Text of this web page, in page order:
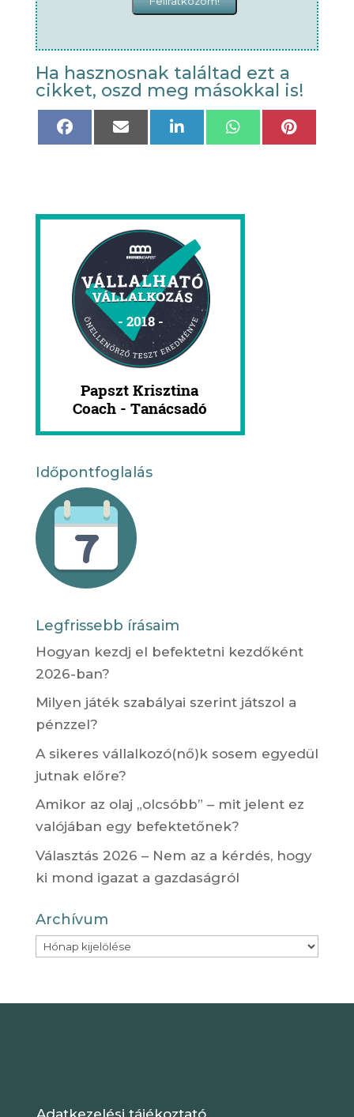
Ha hasznosnak találtad ezt a
cikket, oszd meg másokkal is!
Share
Share
on
Share
on
Share
Share
Időpontfoglalás
Legfrissebb írásaim
Hogyan kezdj el befektetni kezdőként
2026-ban?
Milyen játék szabályai szerint játszol a
pénzzel?
A sikeres vállalkozó(nő)k sosem egyedül
jutnak előre?
Amikor az olaj „olcsóbb” – mit jelent ez
valójában egy befektetőnek?
Választás 2026 – Nem az a kérdés, hogy
ki mond igazat a gazdaságról
Archívum
Archívum